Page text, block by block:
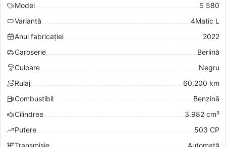
Model
S 580
Variantă
4Matic L
Anul fabricației
2022
Caroserie
Berlină
Culoare
Negru
Rulaj
60.200 km
Combustibil
Benzină
Cilindree
3.982 cm³
Putere
503 CP
Transmisie
Automată